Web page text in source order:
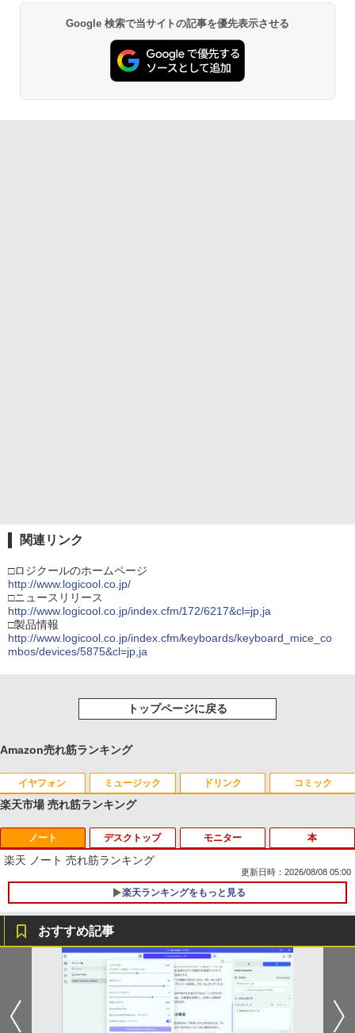
Google 検索で当サイトの記事を優先表示させる
関連リンク
□ロジクールのホームページ
http://www.logicool.co.jp/
□ニュースリリース
http://www.logicool.co.jp/index.cfm/172/6217&cl=jp,ja
□製品情報
http://www.logicool.co.jp/index.cfm/keyboards/keyboard_mice_co
mbos/devices/5875&cl=jp,ja
トップページに戻る
Amazon売れ筋ランキング
イヤフォン
Anker Soundcore P40i オフホワイト
￥7,990
￥5,990
ミュージック
BRUCE WAYNE feat. Flo Milli, ATL Jacob
[Explicit]
￥250
[Explicit]
￥250
ドリンク
【Amazon.co.jp限定】 い・ろ・は・す 2L P
ET ラベルレス ×8本
￥1,112
富士山の天然水 バナジウム含有 水 ミネラル
ウォーター ペットボトル 静岡県産 500ミリリ
ットル (Smart Basic)
￥1,380
コミック
薬屋のひとりごと 17巻 (デジタル版ビッグガ
ンガンコミックス)
￥770
エース)
￥832
楽天市場 売れ筋ランキング
ノート
楽天 ノート 売れ筋ランキング
更新日時：2026/08/08 05:00
楽天ランキングをもっと見る
デスクトップ モニター 本
数学 大学入試問題解答集 2026 国公立大
編
￥5,665
おすすめ記事